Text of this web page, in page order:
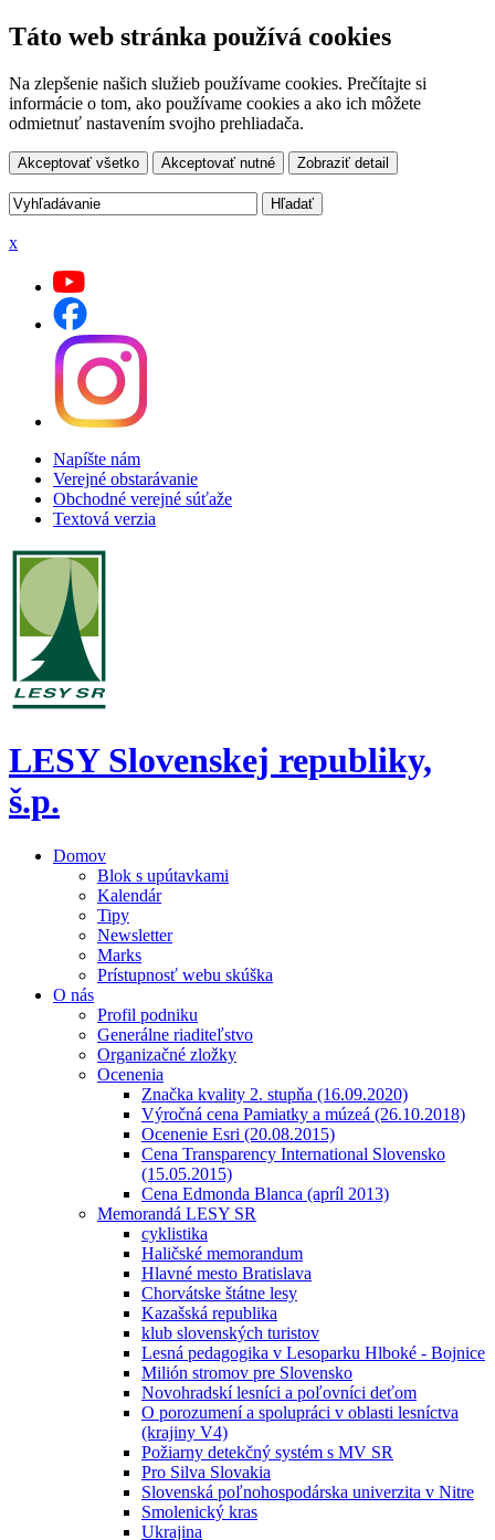
Táto web stránka používá cookies
Na zlepšenie našich služieb používame cookies. Prečítajte si
informácie o tom, ako používame cookies a ako ich môžete
odmietnuť nastavením svojho prehliadača.
Akceptovať všetko Akceptovať nutné Zobraziť detail
x
Napíšte nám
Verejné obstarávanie
Obchodné verejné súťaže
Textová verzia
LESY Slovenskej republiky,
š.p.
Domov
Blok s upútavkami
Kalendár
Tipy
Newsletter
Marks
Prístupnosť webu skúška
O nás
Profil podniku
Generálne riaditeľstvo
Organizačné zložky
Ocenenia
Značka kvality 2. stupňa (16.09.2020)
Výročná cena Pamiatky a múzeá (26.10.2018)
Ocenenie Esri (20.08.2015)
Cena Transparency International Slovensko
(15.05.2015)
Cena Edmonda Blanca (apríl 2013)
Memorandá LESY SR
cyklistika
Haličské memorandum
Hlavné mesto Bratislava
Chorvátske štátne lesy
Kazašská republika
klub slovenských turistov
Lesná pedagogika v Lesoparku Hlboké - Bojnice
Milión stromov pre Slovensko
Novohradskí lesníci a poľovníci deťom
O porozumení a spolupráci v oblasti lesníctva
(krajiny V4)
Požiarny detekčný systém s MV SR
Pro Silva Slovakia
Slovenská poľnohospodárska univerzita v Nitre
Smolenický kras
Ukrajina